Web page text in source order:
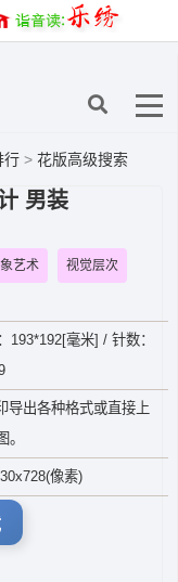
行 > 花版高级搜索
男装
艺术 视觉层次
毫米] / 针数：
导出各种格式或直接上
像素)